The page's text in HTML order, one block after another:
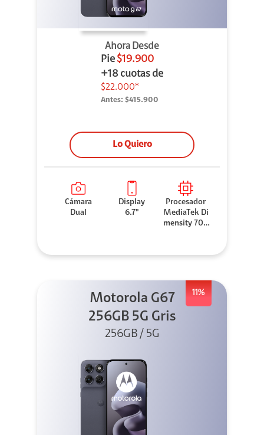
Ahora Desde
Pie $19.900
+18 cuotas de
$22.000*
Antes: $415.900
Lo Quiero
Cámara
Dual
Display
6.7"
Procesador
MediaTek Di
mensity 706
11%
Motorola G67
256GB 5G Gris
256GB / 5G